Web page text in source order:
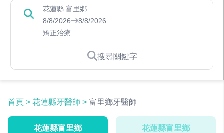
花蓮縣 富里鄉
8/8/2026
8/8/2026
矯正治療
搜尋關鍵字
首頁 > 花蓮縣牙醫師 > 富里鄉牙醫師
花蓮縣富里鄉 花蓮縣富里鄉